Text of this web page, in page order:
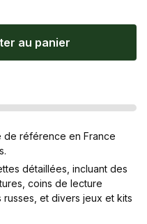
au panier
de référence en France
détaillées, incluant des
coins de lecture
et divers jeux et kits